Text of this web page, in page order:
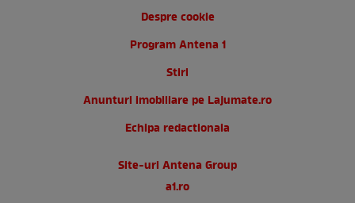
Despre cookie
Program Antena 1
Stiri
Anunturi imobiliare pe Lajumate.ro
Echipa redactionala
Site-uri Antena Group
a1.ro